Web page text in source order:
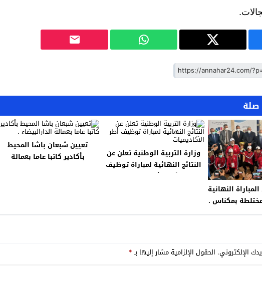
صلة
النهائية
بمكناس .
وزارة التربية الوطنية تعلن عن
النتائج النهائية لمباراة توظيف
أطر الأكاديميات
تعيين شبعان باشا المحيط
بأكادير كاتبا عاما بعمالة
الإلكتروني. الحقول الإلزامية مشار إليها بـ*